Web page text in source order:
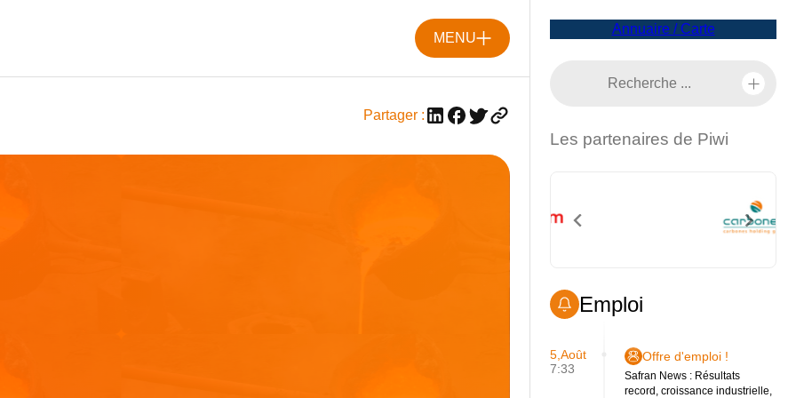
MENU
Partager :
Annuaire / Carte
Les partenaires de Piwi
Emploi
5,Août
7:33
Offre d'emploi !
Safran News : Résultats
record, croissance industrielle,